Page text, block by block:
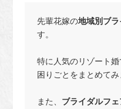
先輩花嫁の地域別ブ
す。
特に人気のリゾート
困りごとをまとめてみ
また、 ブライダルフ